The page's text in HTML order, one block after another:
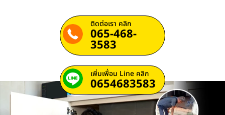
ติดต่อเรา คลิก
065-468-
3583
เพิ่มเพื่อน Line คลิก
0654683583